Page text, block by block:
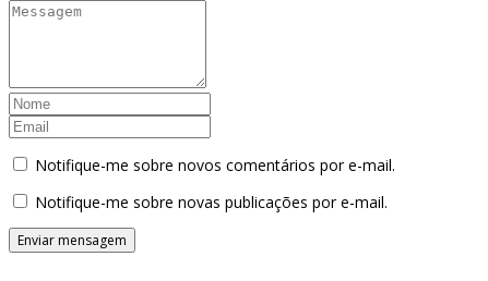
Notifique-me sobre novos comentários por e-mail.
Notifique-me sobre novas publicações por e-mail.